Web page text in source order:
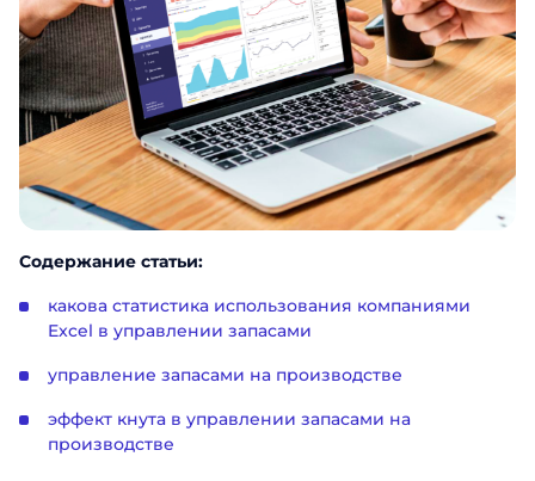
Содержание статьи:
какова статистика использования компаниями
Excel в управлении запасами
управление запасами на производстве
эффект кнута в управлении запасами на
производстве